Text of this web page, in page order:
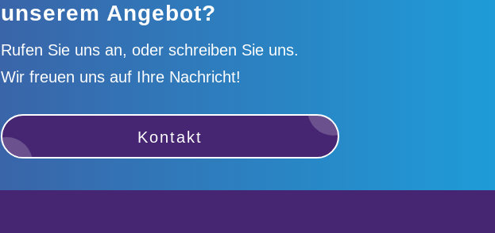
unserem Angebot?
Rufen Sie uns an, oder schreiben Sie uns.
Wir freuen uns auf Ihre Nachricht!
Kontakt